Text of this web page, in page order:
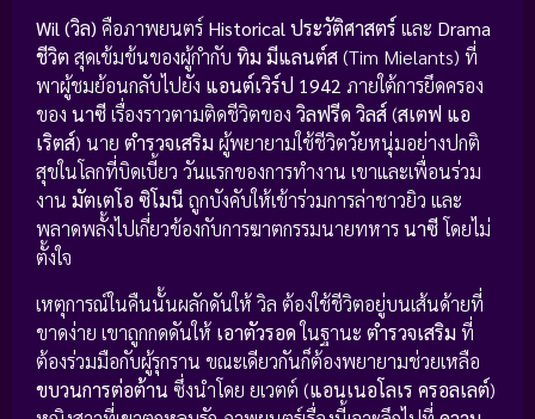
Wil (วิล) คือภาพยนตร์ Historical ประวัติศาสตร์ และ Drama
ชีวิต สุดเข้มข้นของผู้กำกับ ทิม มีแลนต์ส(Tim Mielants) ที่
พาผู้ชมย้อนกลับไปยัง แอนต์เวิร์ป 1942 ภายใต้การยึดครอง
ของ นาซีเรื่องราวตามติดชีวิตของ วิลฟรีด วิลส์(สเตฟ แอ
เริตส์) นาย ตำรวจเสริม ผู้พยายามใช้ชีวิตวัยหนุ่มอย่างปกติ
สุขในโลกที่บิดเบี้ยว วันแรกของการทำงาน เขาและเพื่อนร่วม
งาน มัตเตโอ ซิโมนี ถูกบังคับให้เข้าร่วมการล่าชาวยิว และ
พลาดพลั้งไปเกี่ยวข้องกับการฆาตกรรมนายทหารนาซี โดยไม่
ตั้งใจ
เหตุการณ์ในคืนนั้นผลักดันให้ วิล ต้องใช้ชีวิตอยู่บนเส้นด้ายที่
ขาดง่าย เขาถูกกดดันให้ เอาตัวรอดในฐานะ ตำรวจเสริม ที่
ต้องร่วมมือกับผู้รุกราน ขณะเดียวกันก็ต้องพยายามช่วยเหลือ
ขบวนการต่อต้าน ซึ่งนำโดย ยเวตต์ (แอนเนอโลเร ครอลเลต์)